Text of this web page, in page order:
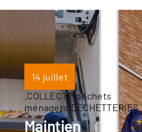
14 juillet
,COLLECTE,déchets
ménagers,DECHETTERIES
Maintien